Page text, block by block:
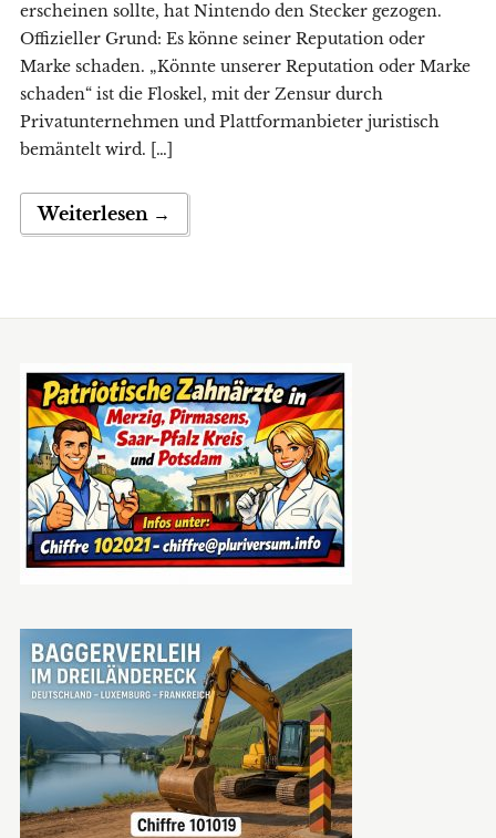
erscheinen sollte, hat Nintendo den Stecker gezogen.
Offizieller Grund: Es könne seiner Reputation oder
Marke schaden. „Könnte unserer Reputation oder Marke
schaden“ ist die Floskel, mit der Zensur durch
Privatunternehmen und Plattformanbieter juristisch
bemäntelt wird. […]
Weiterlesen →